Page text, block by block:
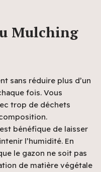
Mulching
sans réduire plus d’un
fois. Vous
trop de déchets
bénéfique de laisser
l’humidité. En
le gazon ne soit pas
de matière végétale